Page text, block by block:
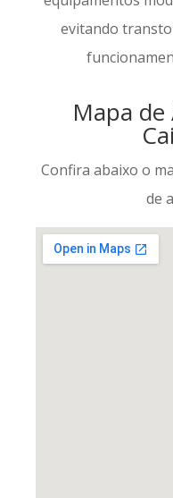
evitando
Mapa
Confira abaixo o
de